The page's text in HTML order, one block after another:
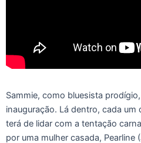
Sammie, como bluesista
inauguração. Lá dentro, cada
terá de lidar com a tentação
por uma mulher casada,